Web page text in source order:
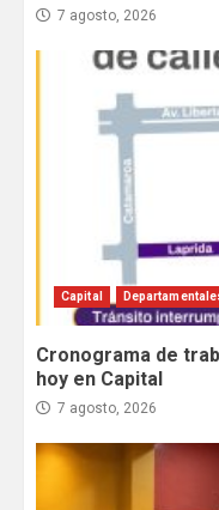
7 agosto, 2026
Capital
Cronograma de
hoy en Capital
7 agosto, 2026